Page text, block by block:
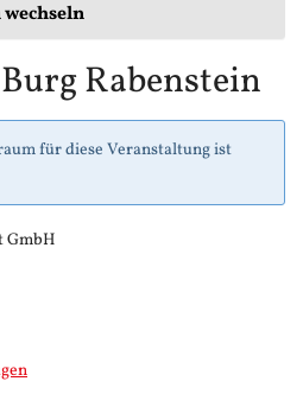
Rabenstein
für diese Veranstaltung ist
GmbH